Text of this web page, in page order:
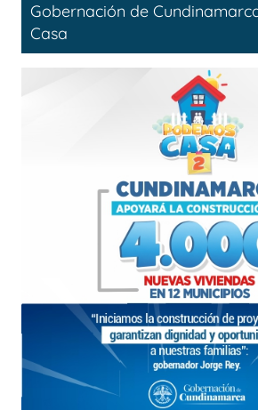
Gobernación de
Casa